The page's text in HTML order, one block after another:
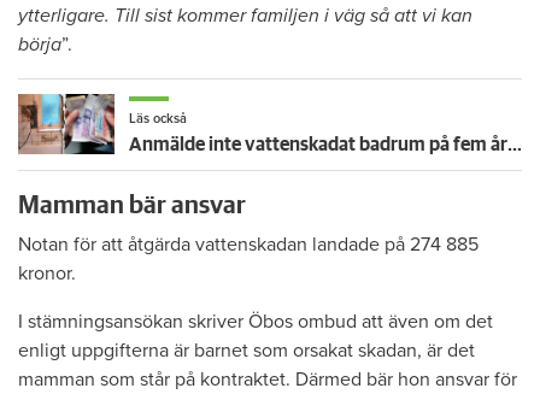
ytterligare. Till sist kommer familjen i väg så att vi kan
börja”.
Läs också
Anmälde inte vattenskadat badrum på fem år – krävs på 125 000 kronor
Mamman bär ansvar
Notan för att åtgärda vattenskadan landade på 274 885
kronor.
I stämningsansökan skriver Öbos ombud att även om det
enligt uppgifterna är barnet som orsakat skadan, är det
mamman som står på kontraktet. Därmed bär hon ansvar för